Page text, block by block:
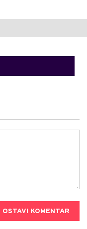
OSTAVI KOMENTAR